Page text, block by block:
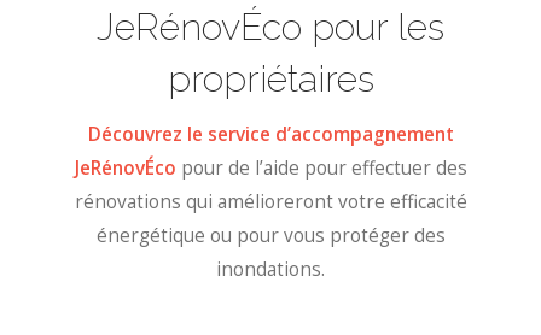
JeRénovÉco pour les
propriétaires
Découvrez le service d’accompagnement
JeRénovÉco pour de l’aide pour effectuer des
rénovations qui amélioreront votre efficacité
énergétique ou pour vous protéger des
inondations.